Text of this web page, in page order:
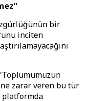
bir
inciten
zarar veren bu tür
platformda